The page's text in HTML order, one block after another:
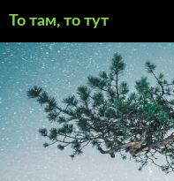
То там, то тут
К
СОДЕРЖИМОМУ